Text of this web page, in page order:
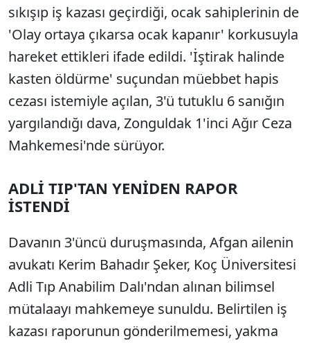
sıkışıp iş kazası geçirdiği, ocak sahiplerinin de
'Olay ortaya çıkarsa ocak kapanır' korkusuyla
hareket ettikleri ifade edildi. 'İştirak halinde
kasten öldürme' suçundan müebbet hapis
cezası istemiyle açılan, 3'ü tutuklu 6 sanığın
yargılandığı dava, Zonguldak 1'inci Ağır Ceza
Mahkemesi'nde sürüyor.
ADLİ TIP'TAN YENİDEN RAPOR
İSTENDİ
Davanın 3'üncü duruşmasında, Afgan ailenin
avukatı Kerim Bahadır Şeker, Koç Üniversitesi
Adli Tıp Anabilim Dalı'ndan alınan bilimsel
mütalaayı mahkemeye sunuldu. Belirtilen iş
kazası raporunun gönderilmemesi, yakma